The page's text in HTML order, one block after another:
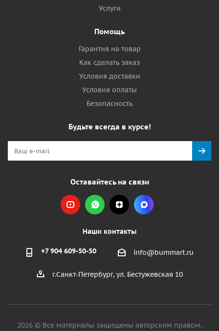
Услуги
Помощь
Гарантия на товар
Как сделать заказ
Условия доставки
Условия оплаты
Безопасность
Будьте всегда в курсе!
Оставайтесь на связи
Наши контакты
+7 904 609-50-50 info@bummart.ru
г.Санкт-Петербург, ул. Бестужевская 10
2026 © Все материалы защищены авторским правом.